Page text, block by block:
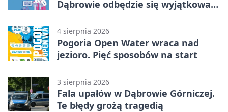
Dąbrowie odbędzie się wyjątkowa
4 sierpnia 2026
Pogoria Open Water wraca nad
jezioro. Pięć sposobów na start
3 sierpnia 2026
Fala upałów w Dąbrowie Górniczej.
Te błędy grożą tragedią